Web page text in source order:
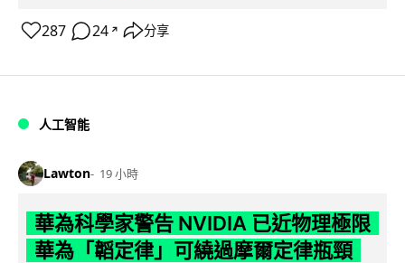
287 24 ↗ 分享
人工智能
Lawton 19 小時
華為科學家警告 NVIDIA 已近物理極限
華為「韜定律」可繞過摩爾定律瓶頸